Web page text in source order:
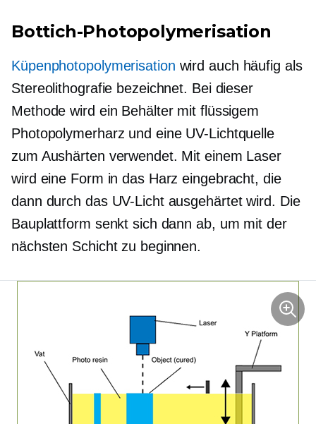
Bottich-Photopolymerisation
Küpenphotopolymerisation wird auch häufig als
Stereolithografie bezeichnet. Bei dieser
Methode wird ein Behälter mit flüssigem
Photopolymerharz und eine UV-Lichtquelle
zum Aushärten verwendet. Mit einem Laser
wird eine Form in das Harz eingebracht, die
dann durch das UV-Licht ausgehärtet wird. Die
Bauplattform senkt sich dann ab, um mit der
nächsten Schicht zu beginnen.